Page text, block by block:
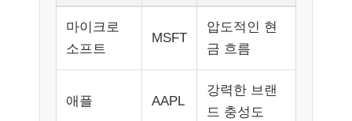
마이크로
소프트
MSFT
압도적인 현
금 흐름
애플 AAPL
강력한 브랜
드 충성도